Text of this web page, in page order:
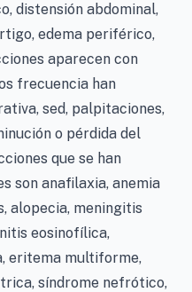
distensión abdominal,
edema periférico,
aparecen con
frecuencia han
sed, palpitaciones,
o pérdida del
que se han
son anafilaxia, anemia
alopecia, meningitis
eosinofílica,
eritema multiforme,
síndrome nefrótico,